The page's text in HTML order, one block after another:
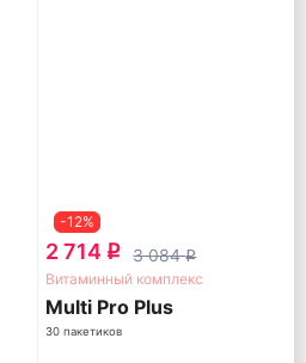
-12%
2 714 q 3 084q
Витаминный комплекс
Multi Pro Plus
30 пакетиков